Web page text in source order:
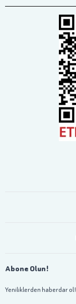
Abone Olun!
Yeniliklerden haberdar ol!